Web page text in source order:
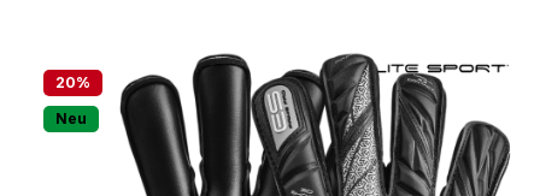
20%
Neu